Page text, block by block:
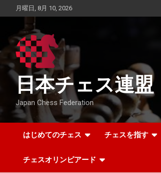
to
月曜日, 8月 10, 2026
日本チェス連盟
Japan Chess Federation
はじめてのチェス チェスを指す
チェスオリンピアード